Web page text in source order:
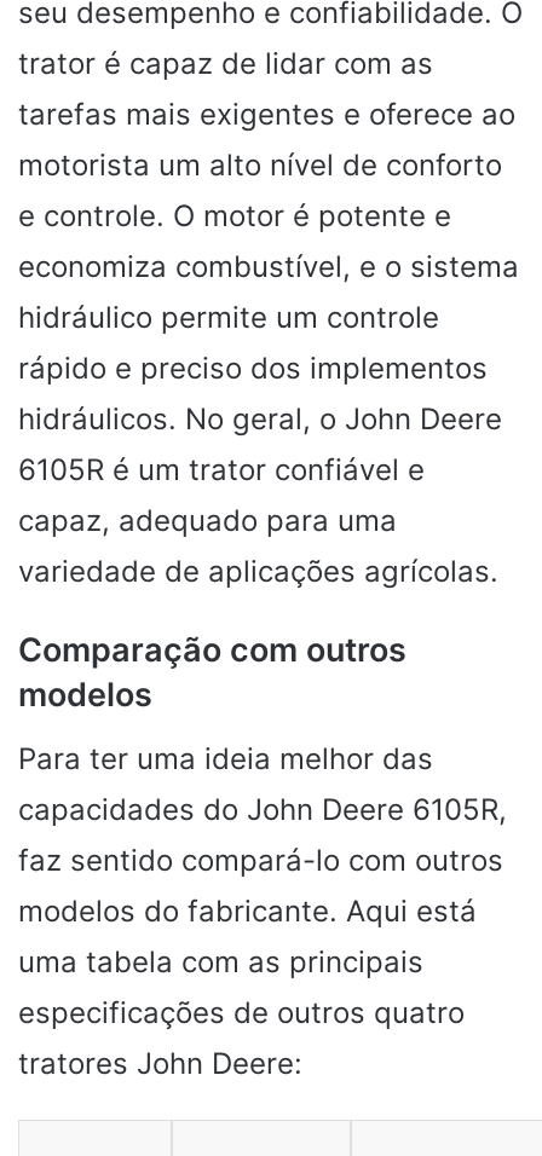
seu desempenho e confiabilidade. O
trator é capaz de lidar com as
tarefas mais exigentes e oferece ao
motorista um alto nível de conforto
e controle. O motor é potente e
economiza combustível, e o sistema
hidráulico permite um controle
rápido e preciso dos implementos
hidráulicos. No geral, o John Deere
6105R é um trator confiável e
capaz, adequado para uma
variedade de aplicações agrícolas.
Comparação com outros
modelos
Para ter uma ideia melhor das
capacidades do John Deere 6105R,
faz sentido compará-lo com outros
modelos do fabricante. Aqui está
uma tabela com as principais
especificações de outros quatro
tratores John Deere: